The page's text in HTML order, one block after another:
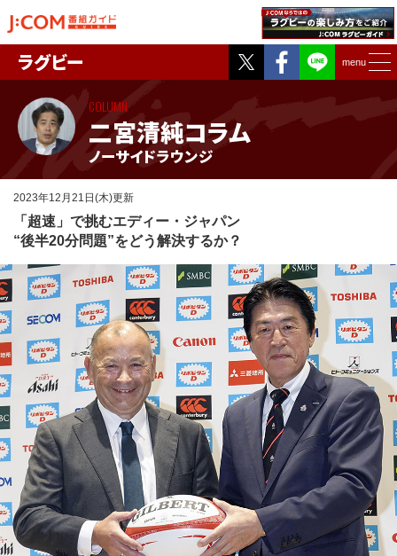
Twitter
Facebook
menu
ラグビー
二宮清純コラム
ノーサイドラウンジ
COLUMN
2023年12月21日(木)更新
「超速」で挑むエディー・ジャパン
“後半20分問題”をどう解決するか？